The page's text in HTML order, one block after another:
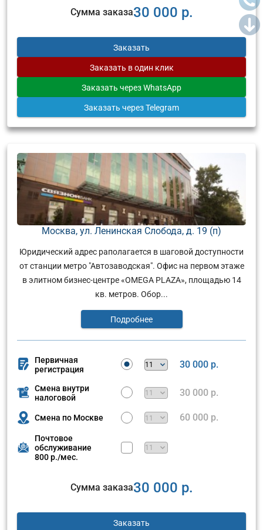
Сумма заказа30 000 р.
Заказать
Заказать в один клик
Заказать через WhatsApp
Заказать через Telegram
Москва, ул. Ленинская Слобода, д. 19 (п)
Юридический адрес раполагается в шаговой доступности
от станции метро "Автозаводская". Офис на первом этаже
в элитном бизнес-центре «OMEGA PLAZA», площадью 14
кв. метров. Обор...
Подробнее
Первичная
регистрация
30 000 р.
Смена внутри
налоговой
30 000 р.
Смена по Москве 60 000 р.
Почтовое
обслуживание
800 р./мес.
Сумма заказа30 000 р.
Заказать